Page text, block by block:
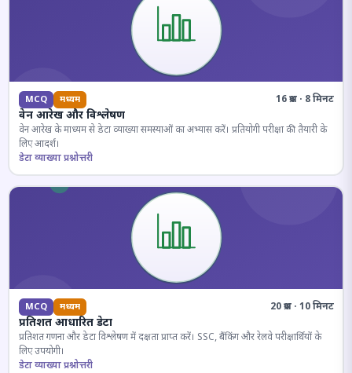
MCQ मध्यम 16 प्रश्न · 8 मिनट
वेन आरेख और विश्लेषण
वेन आरेख के माध्यम से डेटा व्याख्या समस्याओं का अभ्यास करें। प्रतियोगी परीक्षा की तैयारी के
लिए आदर्श।
डेटा व्याख्या प्रश्नोत्तरी
MCQ मध्यम 20 प्रश्न · 10 मिनट
प्रतिशत आधारित डेटा
प्रतिशत गणना और डेटा विश्लेषण में दक्षता प्राप्त करें। SSC, बैंकिंग और रेलवे परीक्षार्थियों के
लिए उपयोगी।
डेटा व्याख्या प्रश्नोत्तरी